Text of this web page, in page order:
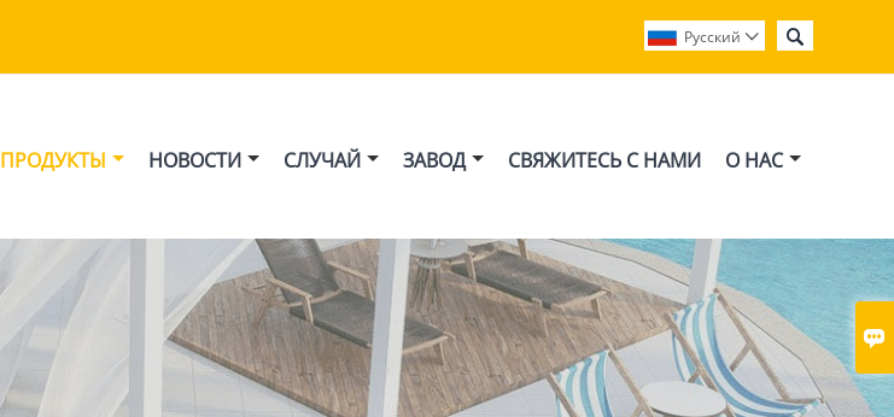


Pусский 
ПРОДУКТЫ НОВОСТИ СЛУЧАЙ ЗАВОД СВЯЖИТЕСЬ С НАМИ О НАС